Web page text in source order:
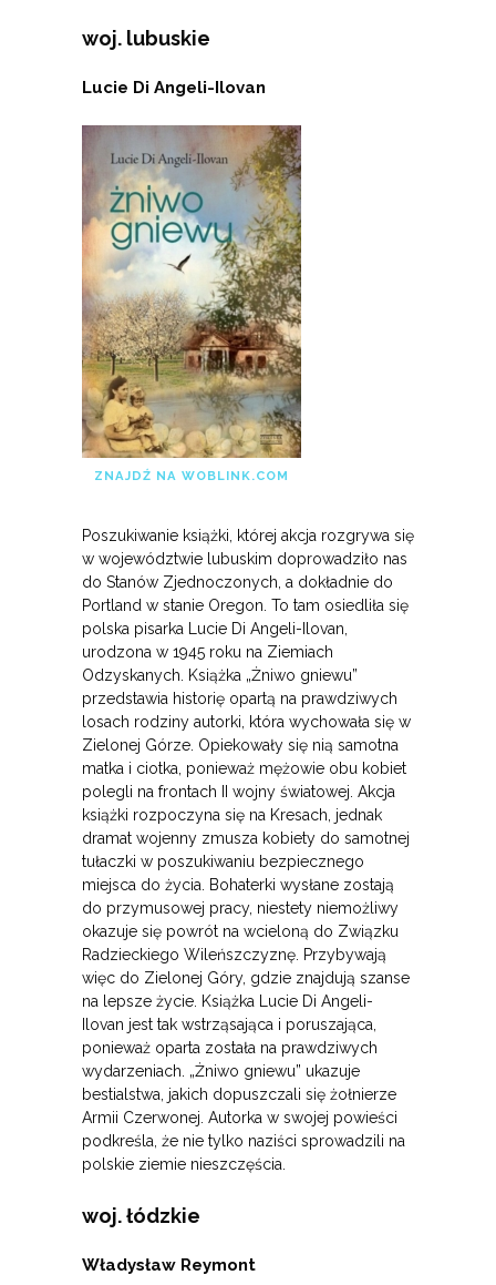
woj. lubuskie
Lucie Di Angeli-Ilovan
ZNAJDŹ NA WOBLINK.COM
Poszukiwanie książki, której akcja rozgrywa się
w województwie lubuskim doprowadziło nas
do Stanów Zjednoczonych, a dokładnie do
Portland w stanie Oregon. To tam osiedliła się
polska pisarka Lucie Di Angeli-Ilovan,
urodzona w 1945 roku na Ziemiach
Odzyskanych. Książka „Żniwo gniewu”
przedstawia historię opartą na prawdziwych
losach rodziny autorki, która wychowała się w
Zielonej Górze. Opiekowały się nią samotna
matka i ciotka, ponieważ mężowie obu kobiet
polegli na frontach II wojny światowej. Akcja
książki rozpoczyna się na Kresach, jednak
dramat wojenny zmusza kobiety do samotnej
tułaczki w poszukiwaniu bezpiecznego
miejsca do życia. Bohaterki wysłane zostają
do przymusowej pracy, niestety niemożliwy
okazuje się powrót na wcieloną do Związku
Radzieckiego Wileńszczyznę. Przybywają
więc do Zielonej Góry, gdzie znajdują szanse
na lepsze życie. Książka Lucie Di Angeli-
Ilovan jest tak wstrząsająca i poruszająca,
ponieważ oparta została na prawdziwych
wydarzeniach. „Żniwo gniewu” ukazuje
bestialstwa, jakich dopuszczali się żołnierze
Armii Czerwonej. Autorka w swojej powieści
podkreśla, że nie tylko naziści sprowadzili na
polskie ziemie nieszczęścia.
woj. łódzkie
Władysław Reymont